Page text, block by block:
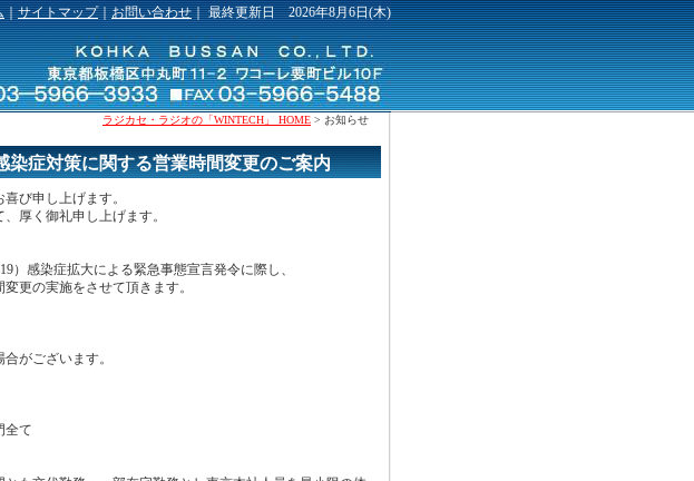
｜サイトマップ｜お問い合わせ｜ 最終更新日 2026年8月6日(木)
ラジカセ・ラジオの「WINTECH」 HOME > お知らせ
症対策に関する営業時間変更のご案内
び申し上げます。
厚く御礼申し上げます。
）感染症拡大による緊急事態宣言発令に際し、
更の実施をさせて頂きます。
がございます。
全て